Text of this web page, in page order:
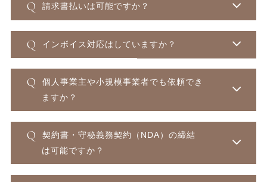
請求書払いは可能ですか？
インボイス対応はしていますか？
個人事業主や小規模事業者でも依頼でき
ますか？
契約書・守秘義務契約（NDA）の締結
は可能ですか？